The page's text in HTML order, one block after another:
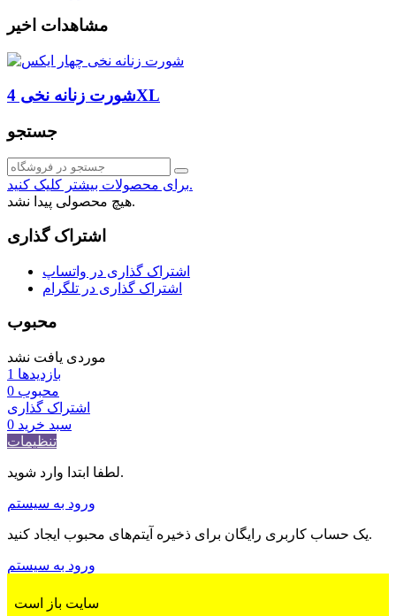
مشاهدات اخیر
شورت زنانه نخی 4XL
جستجو
برای محصولات بیشتر کلیک کنید.
هیچ محصولی پیدا نشد.
اشتراک گذاری
اشتراک گذاری در واتساپ
اشتراک گذاری در تلگرام
محبوب
موردی یافت نشد
بازدیدها 1
محبوب 0
اشتراک گذاری
سبد خرید 0
تنظیمات
لطفا ابتدا وارد شوید.
ورود به سیستم
یک حساب کاربری رایگان برای ذخیره آیتم‌های محبوب ایجاد کنید.
ورود به سیستم
سایت باز است